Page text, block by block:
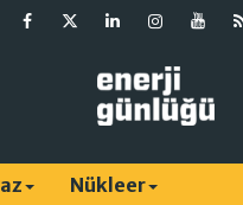
Nükleer